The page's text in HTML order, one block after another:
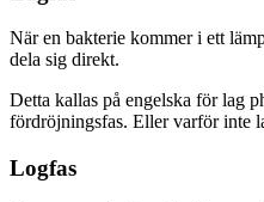
När en bakterie kommer i ett
dela sig direkt.
Detta kallas på engelska för lag
fördröjningsfas. Eller varför inte
Logfas